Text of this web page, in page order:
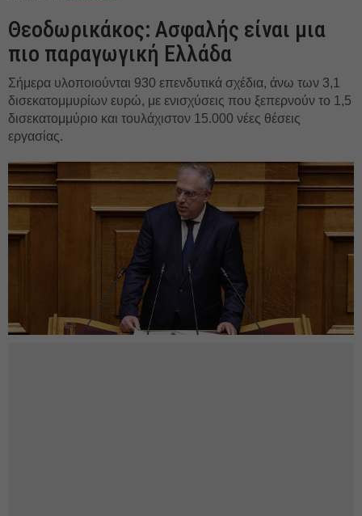
Θεοδωρικάκος: Ασφαλής είναι μια
πιο παραγωγική Ελλάδα
Σήμερα υλοποιούνται 930 επενδυτικά σχέδια, άνω των 3,1
δισεκατομμυρίων ευρώ, με ενισχύσεις που ξεπερνούν το 1,5
δισεκατομμύριο και τουλάχιστον 15.000 νέες θέσεις
εργασίας.